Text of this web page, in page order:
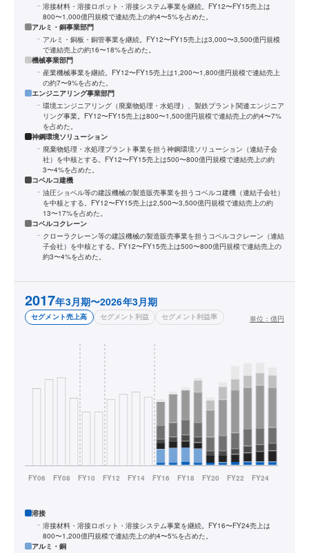
溶接材料・溶接ロボット・溶接システム事業を継続。FY12〜FY15売上は
800〜1,000億円規模で連結売上の約4〜5%を占めた。
アルミ・銅事業部門
アルミ・銅板・銅管事業を継続。FY12〜FY15売上は3,000〜3,500億円規模
で連結売上の約16〜18%を占めた。
機械事業部門
産業機械事業を継続。FY12〜FY15売上は1,200〜1,800億円規模で連結売上
の約7〜9%を占めた。
エンジニアリング事業部門
環境エンジニアリング（廃棄物処理・水処理）、製鉄プラント関連エンジニア
リング事業。FY12〜FY15売上は800〜1,500億円規模で連結売上の約4〜7%
を占めた。
神鋼環境ソリューション
廃棄物処理・水処理プラント事業を担う神鋼環境ソリューション（連結子会
社）を中核とする。FY12〜FY15売上は500〜800億円規模で連結売上の約
3〜4%を占めた。
コベルコ建機
油圧ショベル等の建設機械の製造販売事業を担うコベルコ建機（連結子会社）
を中核とする。FY12〜FY15売上は2,500〜3,500億円規模で連結売上の約
13〜17%を占めた。
コベルコクレーン
クローラクレーン等の建設機械の製造販売事業を担うコベルコクレーン（連結
子会社）を中核とする。FY12〜FY15売上は500〜800億円規模で連結売上の
約3〜4%を占めた。
2017年3月期〜2026年3月期
セグメント売上高 セグメント利益 セグメント利益率 単位： 億円
溶接
溶接材料・溶接ロボット・溶接システム事業を継続。FY16〜FY24売上は
800〜1,200億円規模で連結売上の約4〜5%を占めた。
アルミ・銅